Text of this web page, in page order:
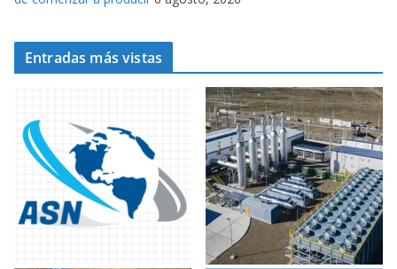
Entradas más vistas